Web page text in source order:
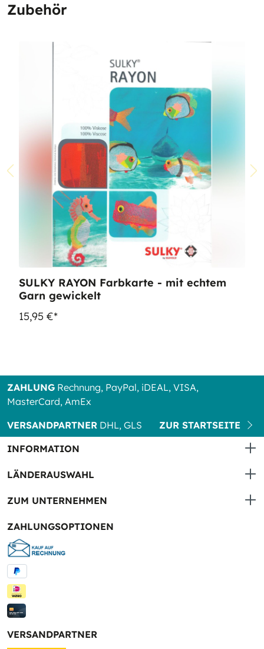
Zubehör
SULKY RAYON Farbkarte - mit echtem
Garn gewickelt
15,95 €*
ZAHLUNG Rechnung, PayPal, iDEAL, VISA,
MasterCard, AmEx
VERSANDPARTNER DHL, GLS
ZUR STARTSEITE
INFORMATION
LÄNDERAUSWAHL
ZUM UNTERNEHMEN
ZAHLUNGSOPTIONEN
VERSANDPARTNER